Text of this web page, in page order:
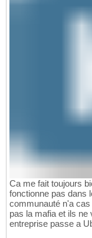
Ca me fait toujours
fonctionne pas dans
communauté n'a
pas la mafia et ils ne
entreprise passe a